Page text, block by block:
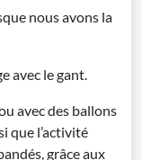
nous avons la
avec le gant.
avec des ballons
que l’activité
grâce aux